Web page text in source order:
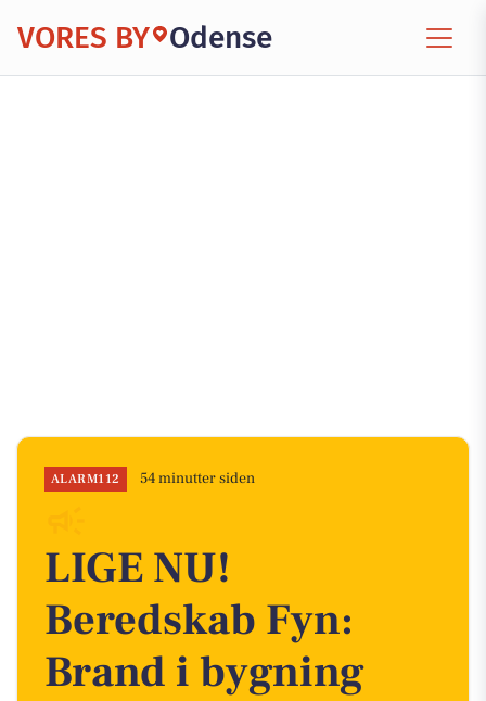
VORES BY Odense
ALARM112 54 minutter siden
LIGE NU!
Beredskab Fyn:
Brand i bygning